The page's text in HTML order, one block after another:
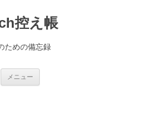
控え帳
ための備忘録
メニュー